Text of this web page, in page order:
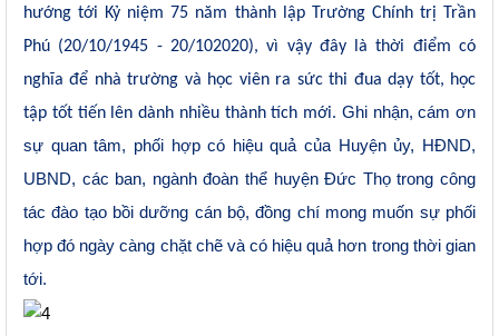
hướng tới Kỷ niệm 75 năm thành lập Trường Chính trị Trần
Phú (20/10/1945 - 20/102020),vì vậy đây là thời điểm có
nghĩa để nhà trường và học viên ra sức thi đua dạy tốt, học
tập tốt tiến lên dành nhiều thành tích mới. Ghinhận,cám ơn
sự quan tâm, phối hợp có hiệu quả của Huyện ủy, HĐND,
UBND, các ban, ngành đoàn thể huyện Đức Thọ trong công
tác đào tạo bồi dưỡng cán bộ, đồng chímong muốn sự phối
hợp đó ngày càng chặt chẽ vàcó hiệu quả hơn trong thời gian
tới.